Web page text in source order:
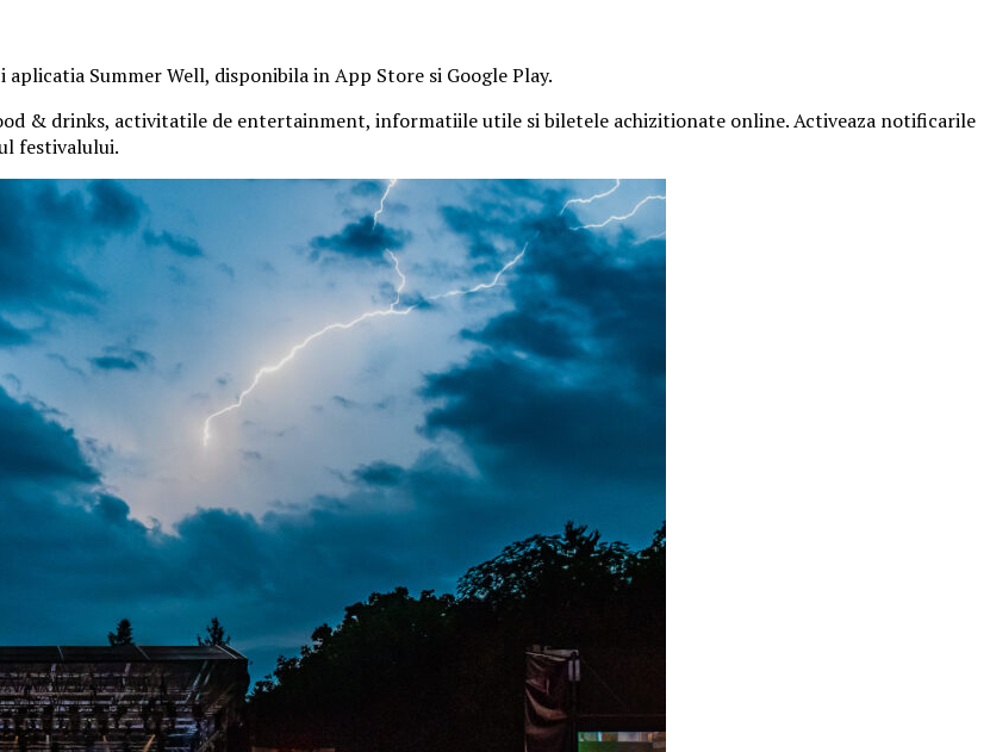
Summer Well, disponibila in App Store si Google Play.
& drinks, activitatile de entertainment, informatiile utile si biletele achizitionate online. Activeaza notificarile
festivalului.